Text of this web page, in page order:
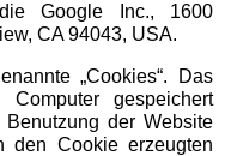
Google Inc., 1600
CA 94043, USA.
„Cookies“. Das
gespeichert
der Website
den Cookie erzeugten